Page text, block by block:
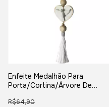
Enfeite Medalhão Para
Porta/Cortina/Árvore De
R$64,90